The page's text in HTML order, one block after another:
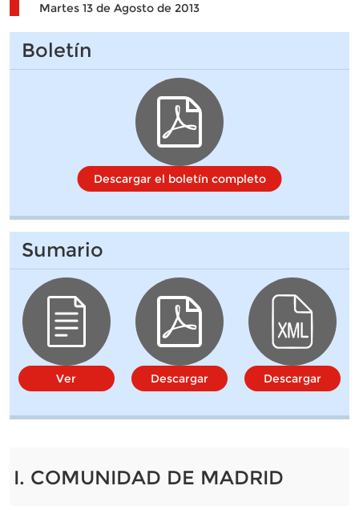
Martes 13 de Agosto de 2013
Boletín
Descargar el boletín completo
Sumario
Ver Descargar Descargar
I. COMUNIDAD DE MADRID